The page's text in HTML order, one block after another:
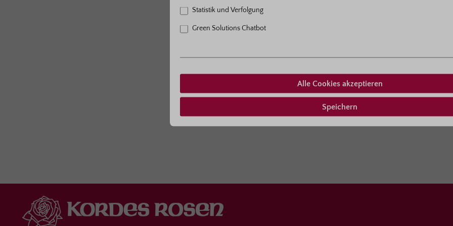
Zwergrosen(8)
Edelrose
Statistik und Verfolgung
Green Solutions Chatbot
Alle Cookies akzeptieren
Speichern